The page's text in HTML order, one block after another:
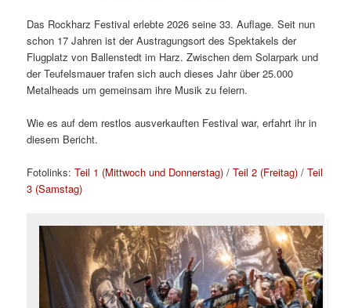
Das Rockharz Festival erlebte 2026 seine 33. Auflage. Seit nun
schon 17 Jahren ist der Austragungsort des Spektakels der
Flugplatz von Ballenstedt im Harz. Zwischen dem Solarpark und
der Teufelsmauer trafen sich auch dieses Jahr über 25.000
Metalheads um gemeinsam ihre Musik zu feiern.
Wie es auf dem restlos ausverkauften Festival war, erfahrt ihr in
diesem Bericht.
Fotolinks:Teil 1 (Mittwoch und Donnerstag) /Teil 2 (Freitag) /Teil
3 (Samstag)